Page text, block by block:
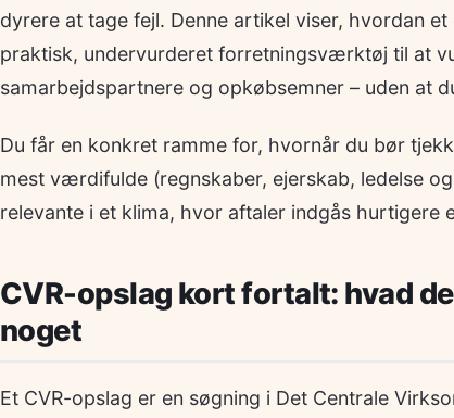
dyrere at tage fejl. Denne artikel viser, hvordan
praktisk, undervurderet forretningsværktøj til at
samarbejdspartnere og opkøbsemner – uden at
Du får en konkret ramme for, hvornår du bør
mest værdifulde (regnskaber, ejerskab, ledelse
relevante i et klima, hvor aftaler indgås hurtigere
CVR-opslag kort fortalt: hvad
noget
Et CVR-opslag er en søgning i Det Centrale